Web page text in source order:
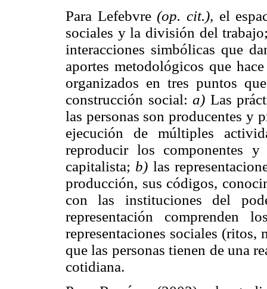
Para Lefebvre(op. cit.), el
sociales y la división del
interacciones simbólicas que
aportes metodológicos que
organizados en tres puntos
construcción social:a) Las
las personas son producentes y
ejecución de múltiples
reproducir los componentes
capitalista; b) las
producción, sus códigos,
con las instituciones del
representación comprenden
representaciones sociales
que las personas tienen de una
cotidiana.